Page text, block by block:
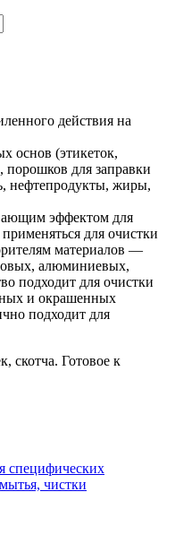
действия на
основ (этикеток,
порошков для заправки
нефтепродукты, жиры,
эффектом для
для очистки
материалов —
алюминиевых,
подходит для очистки
и окрашенных
подходит для
скотча. Готовое к
специфических
чистки